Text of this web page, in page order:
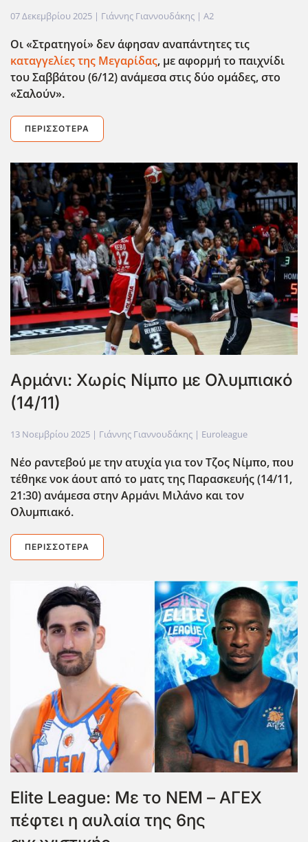
07 Δεκεμβρίου 2025 | Γιάννης Γιαννουδάκης | A2
Οι «Στρατηγοί» δεν άφησαν αναπάντητες τις
καταγγελίες της Μεγαρίδας, με αφορμή το παιχνίδι
του Σαββάτου (6/12) ανάμεσα στις δύο ομάδες, στο
«Σαλούν».
ΠΕΡΙΣΣΌΤΕΡΑ
Αρμάνι: Χωρίς Νίμπο με Ολυμπιακό
(14/11)
13 Νοεμβρίου 2025 | Γιάννης Γιαννουδάκης | Euroleague
Νέο ραντεβού με την ατυχία για τον Τζος Νίμπο, που
τέθηκε νοκ άουτ από το ματς της Παρασκευής (14/11,
21:30) ανάμεσα στην Αρμάνι Μιλάνο και τον
Ολυμπιακό.
ΠΕΡΙΣΣΌΤΕΡΑ
Elite League: Με το ΝΕΜ – ΑΓΕΧ
πέφτει η αυλαία της 6ης